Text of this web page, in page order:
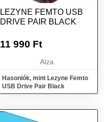
LEZYNE FEMTO USB
DRIVE PAIR BLACK
11 990 Ft
Alza
Hasonlók, mint Lezyne Femto
USB Drive Pair Black